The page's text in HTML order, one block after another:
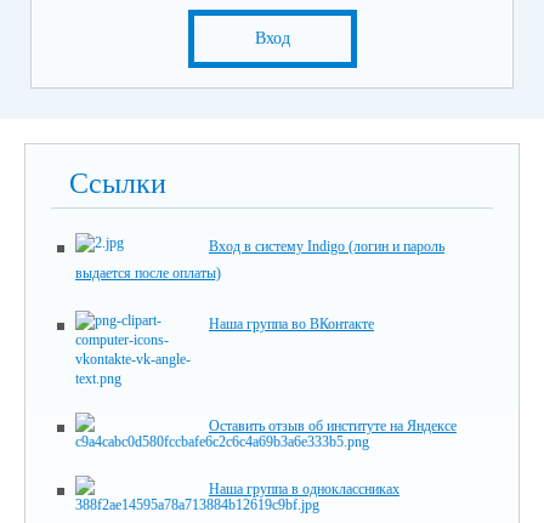
Вход
Ссылки
Вход в систему Indigo (логин и пароль
выдается после оплаты)
Наша группа во ВКонтакте
Оставить отзыв об институте на Яндексе
Наша группа в одноклассниках